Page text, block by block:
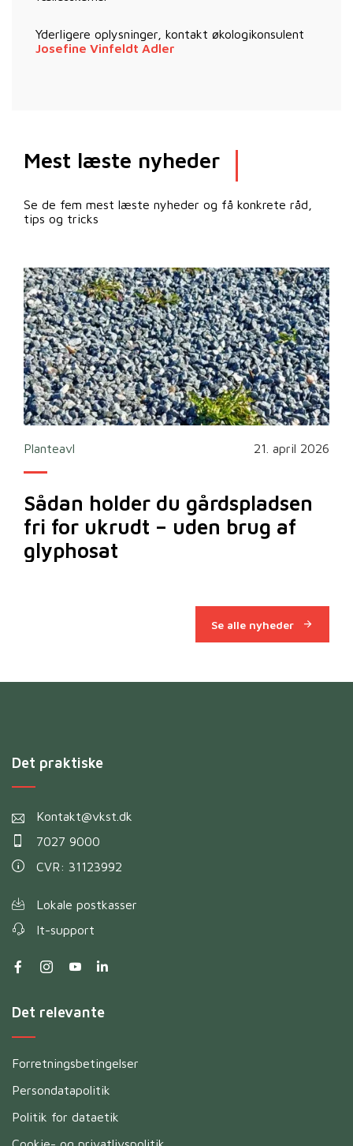
Yderligere oplysninger, kontakt økologikonsulent
Josefine Vinfeldt Adler
Mest læste nyheder
Se de fem mest læste nyheder og få konkrete råd,
tips og tricks
Planteavl 21. april 2026
Sådan holder du gårdspladsen
fri for ukrudt – uden brug af
glyphosat
Se alle nyheder
Det praktiske
Kontakt@vkst.dk
7027 9000
CVR: 31123992
Lokale postkasser
It-support
Det relevante
Forretningsbetingelser
Persondatapolitik
Politik for dataetik